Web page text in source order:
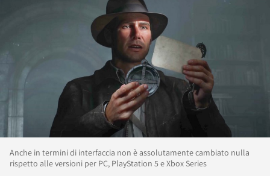
Anche in termini di interfaccia non è assolutamente cambiato nulla
rispetto alle versioni per PC, PlayStation 5 e Xbox Series